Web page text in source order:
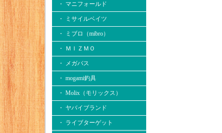
・ マニフォールド
・ ミサイルベイツ
・ ミブロ（mibro）
・ ＭＩＺＭＯ
・ メガバス
・ mogami釣具
・ Molix（モリックス）
・ ヤバイブランド
・ ライブターゲット